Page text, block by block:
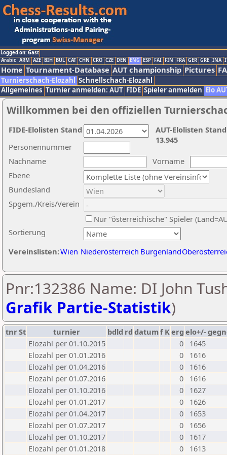
Logged on: Gast
Arabic ARM AZE BIH BUL CAT CHN CRO CZE DEN ENG ESP FAI FIN FRA GER GRE INA
Home Tournament-Database AUT championship Pictures
Turnierschach-Elozahl Schnellschach-Elozahl
Allgemeines Turnier anmelden: AUT FIDE Spieler anmelden Elo
Willkommen bei den offiziellen
Nachname
Vorname
Ebene
Sortierung
Personennummer
Bundesland
Spgem./Kreis/Verein
Nur "österreichische" Spieler
Vereinslisten:Wien Niederösterreich Burgenland
AUT-Elolisten
13.945
FIDE-Elolisten Stand
Pnr:132386 Name: DI John
Grafik Partie-Statistik)
tnrSt turnier bdld rd datumf Kerg elo+/-
Elozahl per 01.10.2015
0
1645
Elozahl per 01.01.2016
0
1616
Elozahl per 01.04.2016
0
1616
Elozahl per 01.07.2016
0
1616
Elozahl per 01.10.2016
0
1627
Elozahl per 01.01.2017
0
1626
Elozahl per 01.04.2017
0
1653
Elozahl per 01.07.2017
0
1656
Elozahl per 01.10.2017
0
1617
Elozahl per 01.01.2018
0 1613